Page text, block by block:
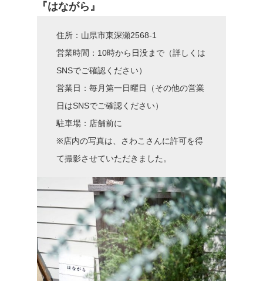
『はながら』
住所：山県市東深瀬2568-1
営業時間：10時から日没まで（詳しくは
SNSでご確認ください）
営業日：毎月第一日曜日（その他の営業
日はSNSでご確認ください）
駐車場：店舗前に
※店内の写真は、さわこさんに許可を得
て撮影させていただきました。